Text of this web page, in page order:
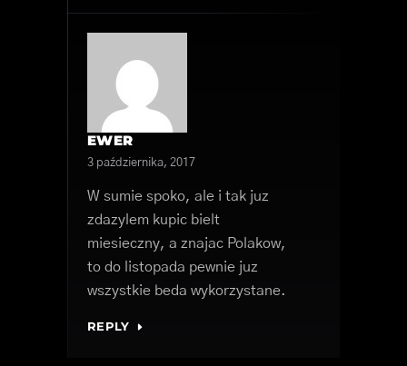
EWER
3 października, 2017
W sumie spoko, ale i tak juz
zdazylem kupic bielt
miesieczny, a znajac Polakow,
to do listopada pewnie juz
wszystkie beda wykorzystane.
REPLY